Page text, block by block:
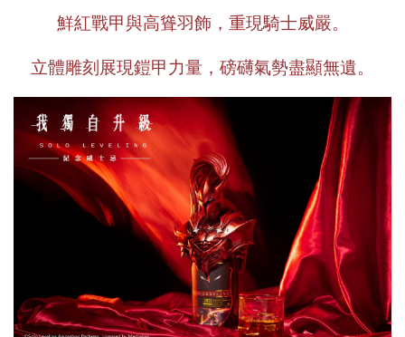
鮮紅戰甲與高聳羽飾，重現騎士威嚴。
立體雕刻展現鎧甲力量，磅礴氣勢盡顯無遺。